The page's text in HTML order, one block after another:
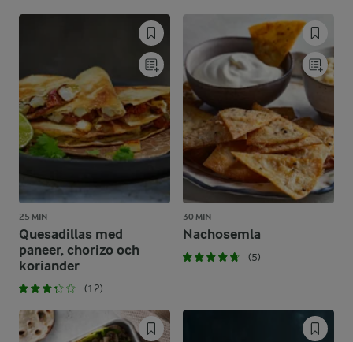
25 MIN
Quesadillas med
paneer, chorizo och
koriander
(12)
30 MIN
Nachosemla
(5)